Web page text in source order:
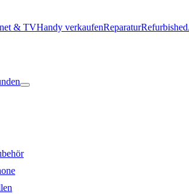
& TVHandy verkaufenReparaturRefurbished